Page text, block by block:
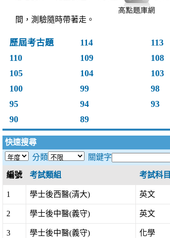
間，測驗隨時帶著走。
歷屆考古題 114 113
110
109 108
105
104 103
100
99 98
95
94 93
90
89
快速搜尋
分類
關鍵字
編號 考試類組 考試科目
1 學士後西醫(清大) 英文
2 學士後中醫(義守) 英文
3 學士後中醫(義守) 化學